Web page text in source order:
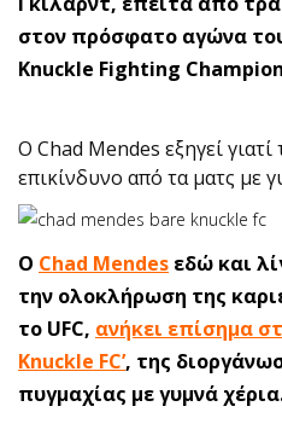
στον πρόσφατο αγώνα
Knuckle Fighting
Ο Chad Mendes εξηγεί
επικίνδυνο από τα ματς με
Ο Chad Mendes εδώ και
την ολοκλήρωση της
το UFC, ανήκει επίσημα
Knuckle FC’, της
πυγμαχίας με γυμνά